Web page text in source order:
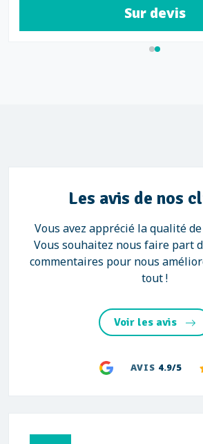
Sur devis
Les avis de nos
Vous avez apprécié la qualité
Vous souhaitez nous faire part
commentaires pour nous
tout !
Voir les avis
AVIS 4.9/5